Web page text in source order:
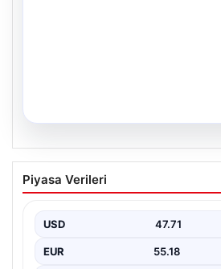
Outdoor Mutfaklar ve
Alanları
göstermektedir. Baştan başa özel
eden…
Piyasa Verileri
USD 47.71
EUR 55.18